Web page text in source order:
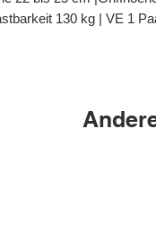
130 kg | VE 1